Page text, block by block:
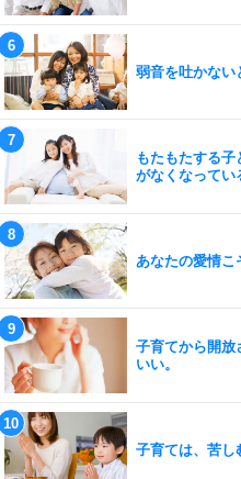
弱音を吐かない
もたもたする
がなくなってい
あなたの愛情こ
子育てから開放
いい。
子育ては、苦し